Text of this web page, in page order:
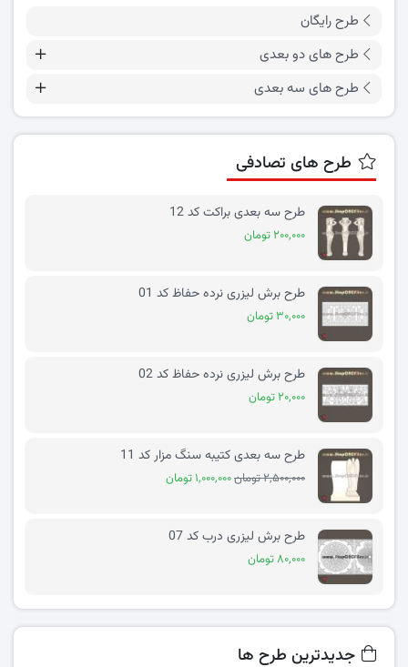
طرح رایگان
طرح های دو بعدی
طرح های سه بعدی
طرح های تصادفی
طرح سه بعدی براکت کد 12
۲۰۰,۰۰۰ تومان
طرح برش لیزری نرده حفاظ کد 01
۳۰,۰۰۰ تومان
طرح برش لیزری نرده حفاظ کد 02
۲۰,۰۰۰ تومان
طرح سه بعدی کتیبه سنگ مزار کد 11
۲,۵۰۰,۰۰۰ تومان ۱,۰۰۰,۰۰۰ تومان
طرح برش لیزری درب کد 07
۸۰,۰۰۰ تومان
جدیدترین طرح ها